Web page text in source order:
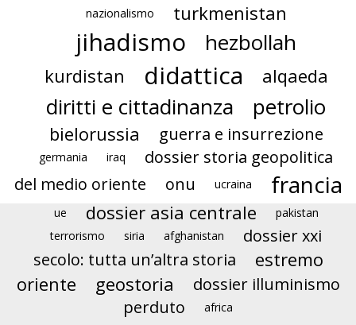
nazionalismo turkmenistan
jihadismo hezbollah
kurdistan didattica alqaeda
diritti e cittadinanza petrolio
bielorussia guerra e insurrezione
germania iraq
dossier storia geopolitica
del medio oriente
onu ucraina francia
ue dossier asia centrale
pakistan
terrorismo
siria afghanistan
dossier xxi
secolo: tutta un’altra storia
estremo
oriente
geostoria
dossier illuminismo
perduto
africa